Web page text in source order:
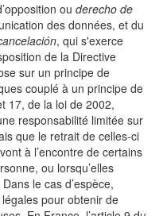
ou derecho de
des données, et du
ón, qui s'exerce
de la Directive
sur un principe de
couplé à un principe de
17, de la loi de 2002,
responsabilité limitée sur
que le retrait de celles-ci
à l’encontre de certains
ou lorsqu’elles
le cas d’espèce,
légales pour obtenir de